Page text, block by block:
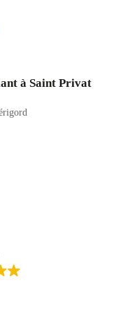
à Saint Privat